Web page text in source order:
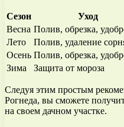
Сезон
Уход
Весна Полив, обрезка,
Лето
Полив, удаление
Осень Полив, обрезка,
Зима
Защита от мороза
Следуя этим простым
Рогнеда, вы сможете
на своем дачном участке.